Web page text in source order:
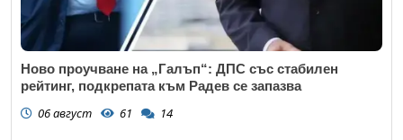
Ново проучване на „Галъп“: ДПС със стабилен
рейтинг, подкрепата към Радев се запазва
06 август 61 14